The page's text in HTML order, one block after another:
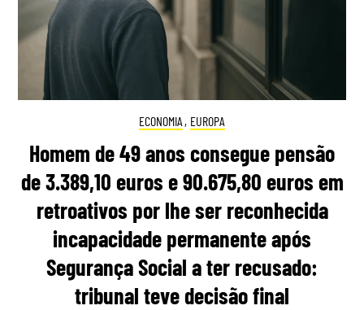
ECONOMIA , EUROPA
Homem de 49 anos consegue pensão
de 3.389,10 euros e 90.675,80 euros em
retroativos por lhe ser reconhecida
incapacidade permanente após
Segurança Social a ter recusado:
tribunal teve decisão final